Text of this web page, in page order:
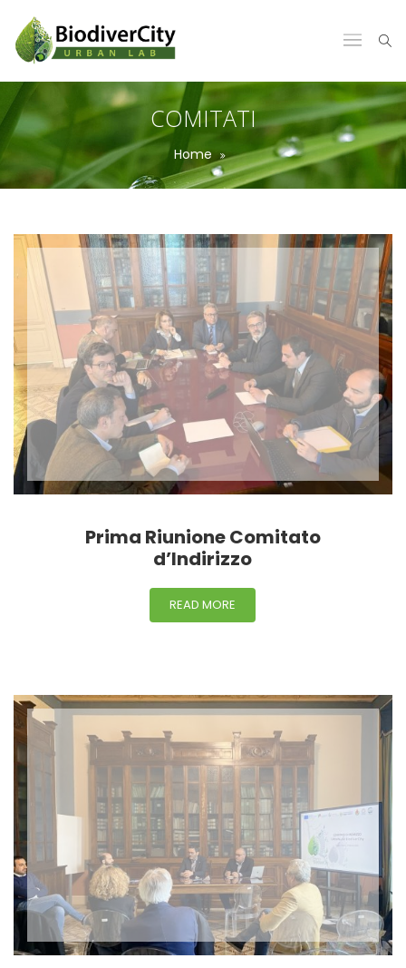
COMITATI
Home
Prima Riunione Comitato
d’Indirizzo
READ MORE